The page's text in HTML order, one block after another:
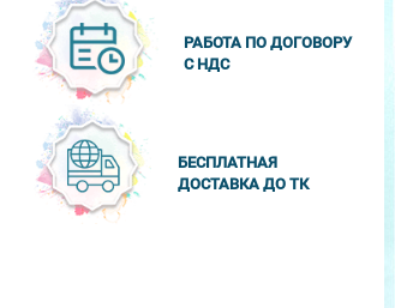
РАБОТА ПО ДОГОВОРУ
С НДС
БЕСПЛАТНАЯ
ДОСТАВКА ДО ТК